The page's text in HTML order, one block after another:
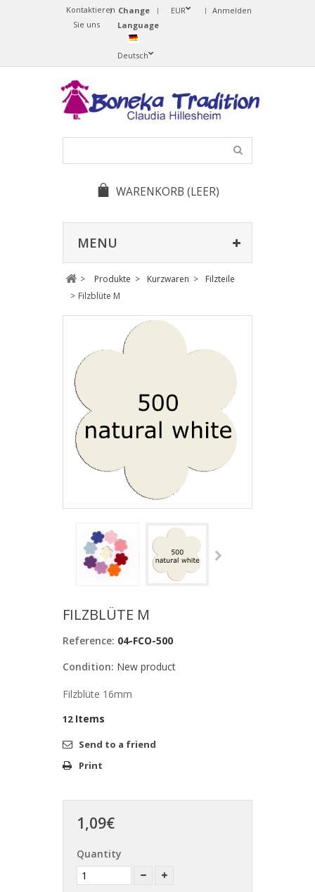
Anmelden
EUR
Change
Language
Deutsch
Kontaktieren
Sie uns
WARENKORB (LEER)
MENU
> Produkte > Kurzwaren >
Filzteile
> Filzblüte M
FILZBLÜTE M
Reference: 04-FCO-500
Condition: New product
Filzblüte 16mm
12 Items
Send to a friend
Print
1,09€
Quantity